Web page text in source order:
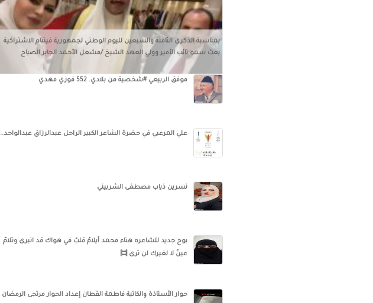
بمناسبة الذكرى الثامنة والسبعين لليوم الوطني لجمهورية فيتنام الاشتراكية
بعث سمو نائب الأمير وولي العهد الشيخ /مشعل الأحمد الجابر الصباح
موفق الربيعي #شخصية من بلادي. 552 فوزي مهدي
علي المرعبي في حضرة الشاعر الكبير الراحل عبدالرزاق عبدالواحد..
نسرين ذياب مصطفى الشربيني
بوح جديد للشاعره هناء محمد أيلامُ قلبٌ في هواك قد انبرى وتلامٌ
عينٌ لا لغيرك لن ترى
حوار الأستاذة والكاتبة فاطمة القطان إعداد الحوار مرتجى الرمضان